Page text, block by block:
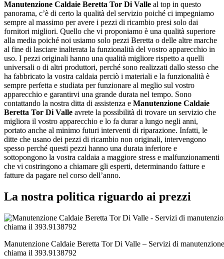
Manutenzione Caldaie Beretta Tor Di Valle al top in questo
panorama, c’è di certo la qualità del servizio poiché ci impegniamo
sempre al massimo per avere i pezzi di ricambio presi solo dai
fornitori migliori. Quello che vi proponiamo è una qualità superiore
alla media poiché noi usiamo solo pezzi Beretta o delle altre marche
al fine di lasciare inalterata la funzionalità del vostro apparecchio in
uso. I pezzi originali hanno una qualità migliore rispetto a quelli
universali o di altri produttori, perché sono realizzati dallo stesso che
ha fabbricato la vostra caldaia perciò i materiali e la funzionalità è
sempre perfetta e studiata per funzionare al meglio sul vostro
apparecchio e garantirvi una grande durata nel tempo. Sono
contattando la nostra ditta di assistenza e Manutenzione Caldaie
Beretta Tor Di Valle avrete la possibilità di trovare un servizio che
migliora il vostro apparecchio e lo fa durar a lungo negli anni,
portato anche al minimo futuri interventi di riparazione. Infatti, le
ditte che usano dei pezzi di ricambio non originali, intervengono
spesso perché questi pezzi hanno una durata inferiore e
sottopongono la vostra caldaia a maggiore stress e malfunzionamenti
che vi costringono a chiamare gli esperti, determinando fatture e
fatture da pagare nel corso dell’anno.
La nostra politica riguardo ai prezzi
Manutenzione Caldaie Beretta Tor Di Valle – Servizi di
chiama il 393.9138792